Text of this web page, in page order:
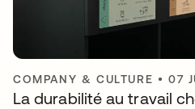
COMPANY & CULTURE •07
La durabilité au travail